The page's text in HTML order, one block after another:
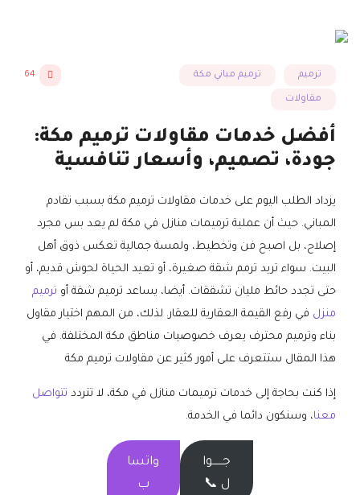
ترميم ترميم مباني مكة
مقاولات
64
أفضل خدمات مقاولات ترميم مكة:
جودة، تصميم، وأسعار تنافسية
يزداد الطلب اليوم على خدمات مقاولات ترميم مكة بسبب تقادم
المباني. حيث أن عملية ترميمات منازل في مكة لم يعد بس مجرد
إصلاح، بل اصبح فن وتخطيط، ولمسة جمالية تعكس ذوق أهل
البيت. سواء تريد ترمم شقة صغيرة، أو تعيد الحياة لحوش قديم، أو
حتى تجدد حائط مليان تشققات. أيضا، يساعد ترميم شقة أو ترميم
منزل في رفع القيمة العقارية للعقار. لذلك، من المهم اختيار مقاول
بناء وترميم محترف يعرف خصوصيات مناطق مكة المختلفة. في
هذا المقال ستتعرف على أمور كثير عن مقاولات ترميم مكة
إذا كنت بحاجة إلى خدمات ترميمات منازل في مكة، لا تتردد تتواصل
معنا، وسنكون دائما في الخدمة.
جــــــوا
ل 📞
واتسا
ب